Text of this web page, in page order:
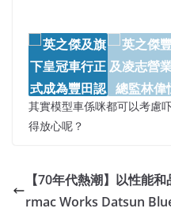
其實模型車係咪都可以考慮
得放心呢？
【70年代熱潮】以性能
rmac Works Datsun